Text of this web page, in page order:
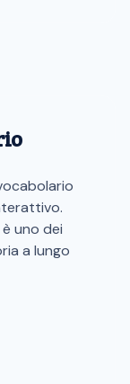
uno dei
a lungo